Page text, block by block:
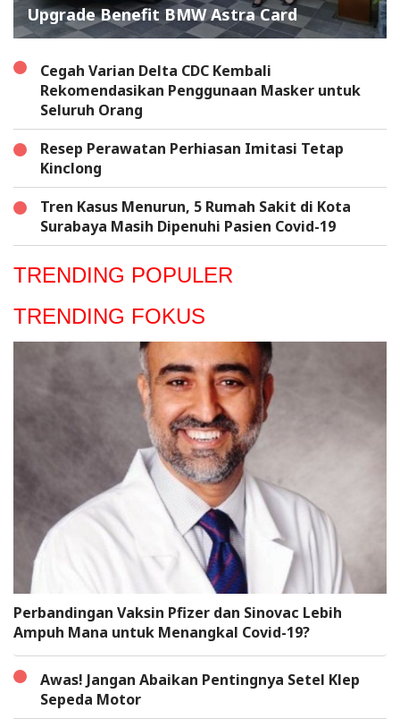
Upgrade Benefit BMW Astra Card
Cegah Varian Delta CDC Kembali
Rekomendasikan Penggunaan Masker untuk
Seluruh Orang
Resep Perawatan Perhiasan Imitasi Tetap
Kinclong
Tren Kasus Menurun, 5 Rumah Sakit di Kota
Surabaya Masih Dipenuhi Pasien Covid-19
TRENDING POPULER
TRENDING FOKUS
Perbandingan Vaksin Pfizer dan Sinovac Lebih
Ampuh Mana untuk Menangkal Covid-19?
Awas! Jangan Abaikan Pentingnya Setel Klep
Sepeda Motor